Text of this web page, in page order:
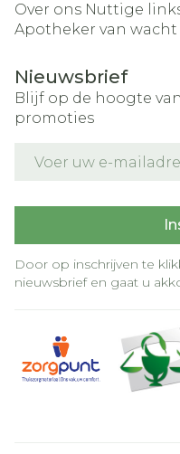
Over ons Nuttige
Apotheker van wacht
Nieuwsbrief
Blijf op de hoogte
promoties
Door op inschrijven te
nieuwsbrief en gaat u